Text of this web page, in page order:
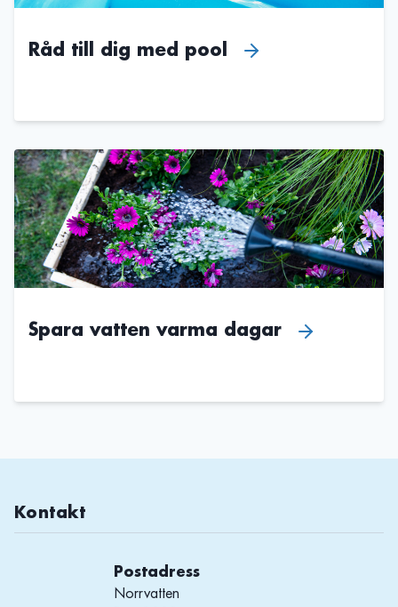
Råd till dig med pool
Spara vatten varma dagar
Kontakt
Postadress
Norrvatten